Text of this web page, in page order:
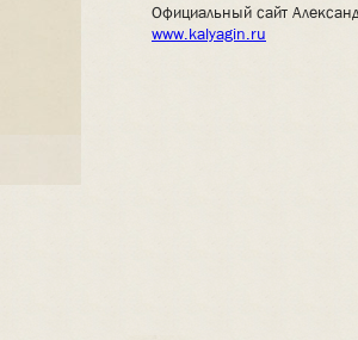
Официальный сайт
www.kalyagin.ru